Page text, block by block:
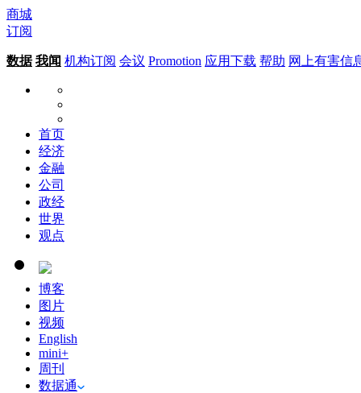
商城
订阅
数据 我闻 机构订阅 会议 Promotion 应用下载 帮助 网上有害信
首页
经济
金融
公司
政经
世界
观点
博客
图片
视频
English
mini+
周刊
数据通